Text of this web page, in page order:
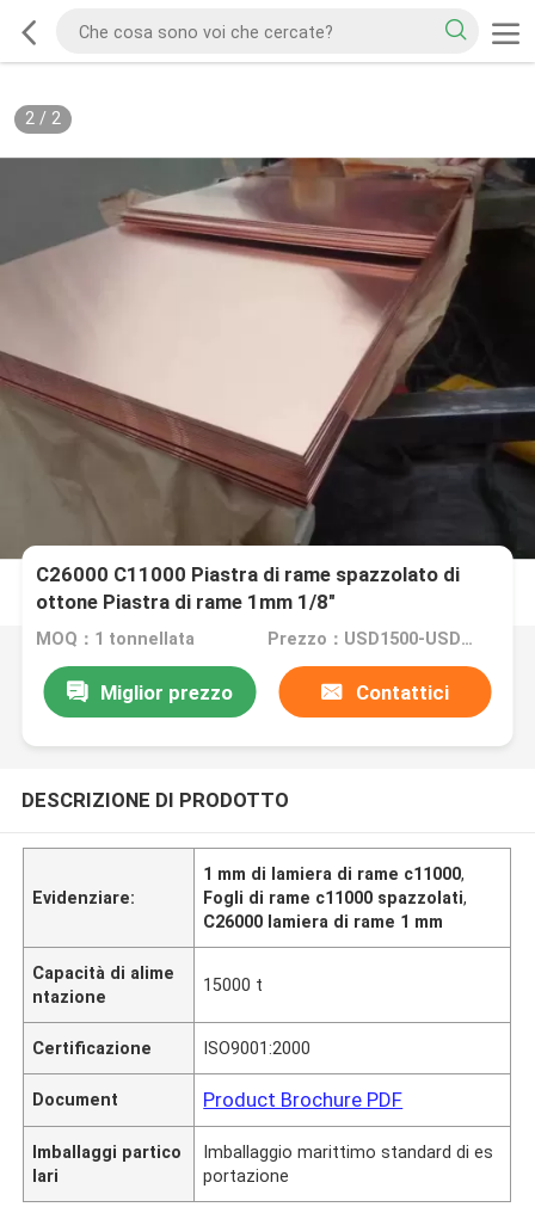
2/ 2
C26000 C11000 Piastra di rame spazzolato di
ottone Piastra di rame 1mm 1/8"
MOQ：1 tonnellata Prezzo：USD1500-USD6000
Miglior prezzo Contattici
DESCRIZIONE DI PRODOTTO
Evidenziare:
1 mm di lamiera di rame c11000,
Fogli di rame c11000 spazzolati,
C26000 lamiera di rame 1 mm
Capacità di alime
ntazione
15000 t
Certificazione ISO9001:2000
Document Product Brochure PDF
Imballaggi partico
lari
Imballaggio marittimo standard di es
portazione